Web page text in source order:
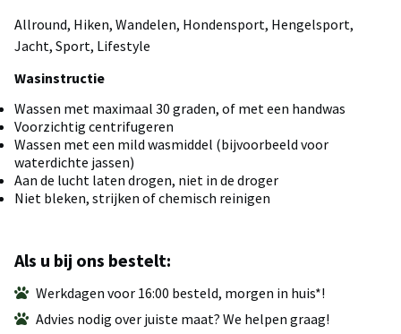
Allround, Hiken, Wandelen, Hondensport, Hengelsport,
Jacht, Sport, Lifestyle
Wasinstructie
Wassen met maximaal 30 graden, of met een handwas
Voorzichtig centrifugeren
Wassen met een mild wasmiddel (bijvoorbeeld voor
waterdichte jassen)
Aan de lucht laten drogen, niet in de droger
Niet bleken, strijken of chemisch reinigen
Als u bij ons bestelt:
Werkdagen voor 16:00 besteld, morgen in huis*!
Advies nodig over juiste maat? We helpen graag!